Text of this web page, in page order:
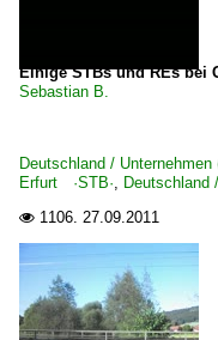
Einige STBs und REs bei
Sebastian B.
Deutschland /
Erfurt ·STB·, Deutschland
 1106. 27.09.2011